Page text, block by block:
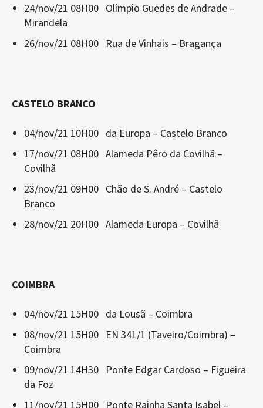
24/nov/21 08H00 Olímpio Guedes de Andrade –
Mirandela
26/nov/21 08H00 Rua de Vinhais – Bragança
CASTELO BRANCO
04/nov/21 10H00 da Europa – Castelo Branco
17/nov/21 08H00 Alameda Pêro da Covilhã –
Covilhã
23/nov/21 09H00 Chão de S. André – Castelo
Branco
28/nov/21 20H00 Alameda Europa – Covilhã
COIMBRA
04/nov/21 15H00 da Lousã – Coimbra
08/nov/21 15H00 EN 341/1 (Taveiro/Coimbra) –
Coimbra
09/nov/21 14H30 Ponte Edgar Cardoso – Figueira
da Foz